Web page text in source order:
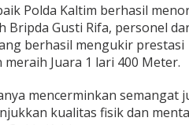
Polda Kaltim berhasil
Bripda Gusti Rifa, personel
berhasil mengukir prestasi
Juara 1 lari 400 Meter.
mencerminkan semangat
kualitas fisik dan